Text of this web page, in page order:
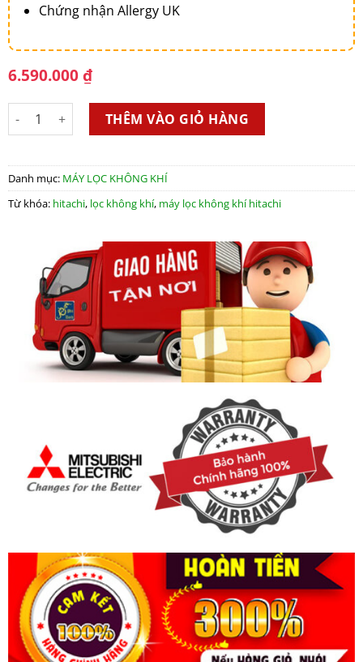
Chứng nhận Allergy UK
6.590.000₫
Máy Lọc Không Khí HiTaChi EP-PZ50J 240 WH số lượng
THÊM VÀO GIỎ HÀNG
Danh mục: MÁY LỌC KHÔNG KHÍ
Từ khóa: hitachi, lọc không khí, máy lọc không khí hitachi